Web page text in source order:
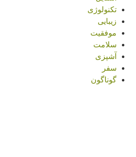
تکنولوژی
زیبایی
موفقیت
سلامت
آشپزی
سفر
گوناگون